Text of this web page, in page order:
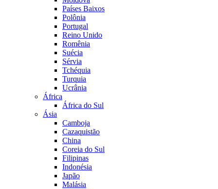
Países Baixos
Polônia
Portugal
Reino Unido
Romênia
Suécia
Sérvia
Tchéquia
Turquia
Ucrânia
África
África do Sul
Ásia
Camboja
Cazaquistão
China
Coreia do Sul
Filipinas
Indonésia
Japão
Malásia